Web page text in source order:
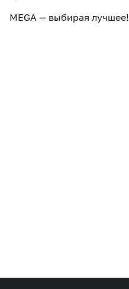
MEGА — выбирая лучшее!